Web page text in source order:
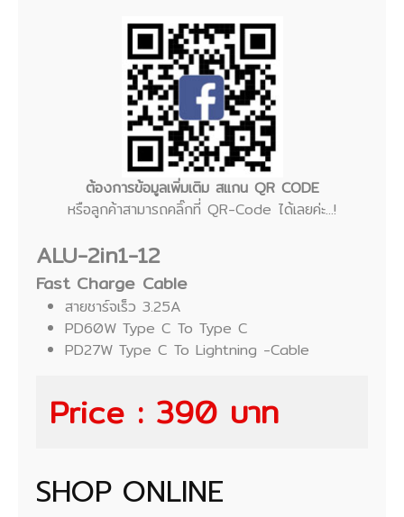
ต้องการข้อมูลเพิ่มเติม สแกน QR CODE
หรือลูกค้าสามารถคลิ๊กที่ QR-Code ได้เลยค่ะ...!
ALU-2in1-12
Fast Charge Cable
สายชาร์จเร็ว 3.25A
PD60W Type C To Type C
PD27W Type C To Lightning -Cable
Price : 390 บาท
SHOP ONLINE